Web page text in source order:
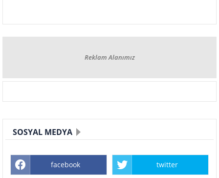
Reklam Alanımız
SOSYAL MEDYA
facebook twitter